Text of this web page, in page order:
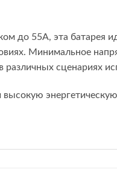
до 55A, эта батарея
Минимальное
сценариях
высокую